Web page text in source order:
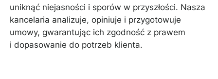
uniknąć niejasności i sporów w przyszłości. Nasza
kancelaria analizuje, opiniuje i przygotowuje
umowy, gwarantując ich zgodność z prawem
i dopasowanie do potrzeb klienta.